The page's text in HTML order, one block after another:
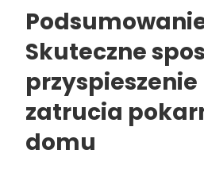
Skuteczne
zatrucia
domu